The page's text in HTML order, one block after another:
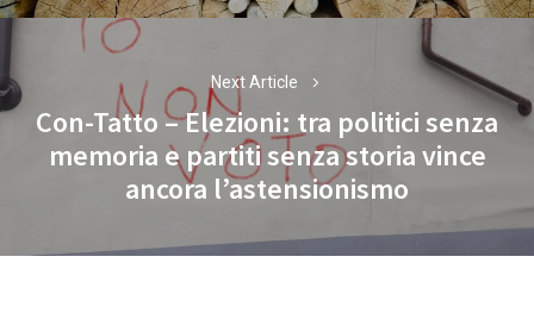
Next Article
Next
post:
Con-Tatto – Elezioni: tra politici senza
memoria e partiti senza storia vince
ancora l’astensionismo